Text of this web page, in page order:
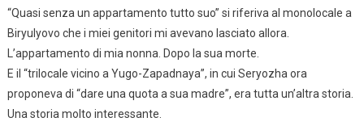
“Quasi senza un appartamento tutto suo” si riferiva al monolocale a
Biryulyovo che i miei genitori mi avevano lasciato allora.
L’appartamento di mia nonna. Dopo la sua morte.
E il “trilocale vicino a Yugo-Zapadnaya”, in cui Seryozha ora
proponeva di “dare una quota a sua madre”, era tutta un’altra storia.
Una storia molto interessante.